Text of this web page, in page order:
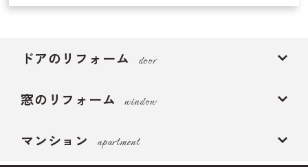
ドアのリフォーム door
窓のリフォーム window
マンション apartment